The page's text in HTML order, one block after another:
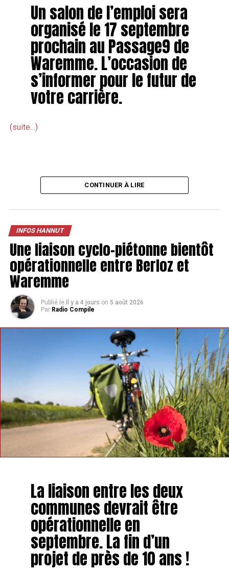
Un salon de l’emploi sera
organisé le 17 septembre
prochain au Passage9 de
Waremme. L’occasion de
s’informer pour le futur de
votre carrière.
(suite…)
CONTINUER À LIRE
INFOS HANNUT
Une liaison cyclo-piétonne bientôt
opérationnelle entre Berloz et
Waremme
Publié le Il y a 4 jours on 5 août 2026
Par Radio Compile
La liaison entre les deux
communes devrait être
opérationnelle en
septembre. La fin d’un
projet de près de 10 ans !